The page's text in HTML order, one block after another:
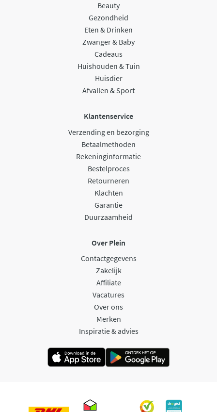
Beauty
Gezondheid
Eten & Drinken
Zwanger & Baby
Cadeaus
Huishouden & Tuin
Huisdier
Afvallen & Sport
Klantenservice
Verzending en bezorging
Betaalmethoden
Rekeninginformatie
Bestelproces
Retourneren
Klachten
Garantie
Duurzaamheid
Over Plein
Contactgegevens
Zakelijk
Affiliate
Vacatures
Over ons
Merken
Inspiratie & advies